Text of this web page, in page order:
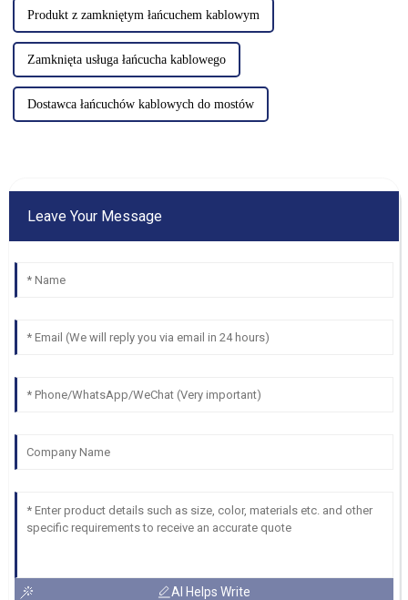
Produkt z zamkniętym łańcuchem kablowym
Zamknięta usługa łańcucha kablowego
Dostawca łańcuchów kablowych do mostów
Leave Your Message
AI Helps Write